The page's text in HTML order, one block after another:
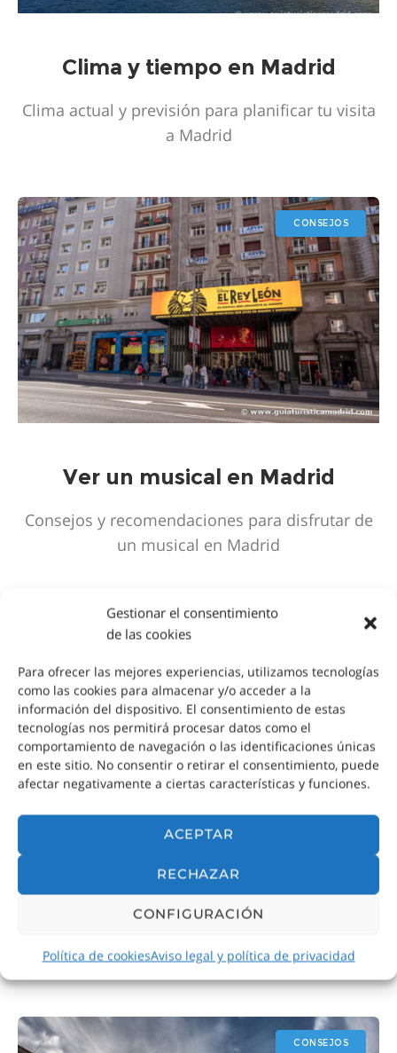
Gestionar el consentimiento
de las cookies
Para ofrecer las mejores experiencias, utilizamos tecnologías
como las cookies para almacenar y/o acceder a la
información del dispositivo. El consentimiento de estas
tecnologías nos permitirá procesar datos como el
comportamiento de navegación o las identificaciones únicas
en este sitio. No consentir o retirar el consentimiento, puede
afectar negativamente a ciertas características y funciones.
ACEPTAR
RECHAZAR
CONFIGURACIÓN
Política de cookiesAviso legal y política de privacidad
Clima y tiempo en Madrid
Clima actual y previsión para planificar tu visita
a Madrid
CONSEJOS
Ver un musical en Madrid
Consejos y recomendaciones para disfrutar de
un musical en Madrid
¿Dónde dormir en Madrid?
mejor precio en la ciudad
CONSEJOS